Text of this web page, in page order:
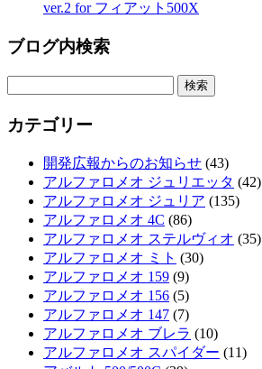
ver.2 for フィアット500X
ブログ内検索
カテゴリー
開発広報からのお知らせ (43)
アルファロメオ ジュリエッタ (42)
アルファロメオ ジュリア (135)
アルファロメオ 4C (86)
アルファロメオ ステルヴィオ (35)
アルファロメオ ミト (30)
アルファロメオ 159 (9)
アルファロメオ 156 (5)
アルファロメオ 147 (7)
アルファロメオ ブレラ (10)
アルファロメオ スパイダー (11)